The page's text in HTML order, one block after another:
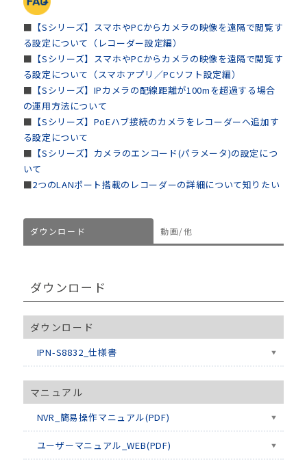
■ 【Sシリーズ】スマホやPCからカメラの映像を遠隔で閲覧す
る設定について（レコーダー設定編）
■ 【Sシリーズ】スマホやPCからカメラの映像を遠隔で閲覧す
る設定について（スマホアプリ／PCソフト設定編）
■ 【Sシリーズ】IPカメラの配線距離が100mを超過する場合
の運用方法について
■ 【Sシリーズ】PoEハブ接続のカメラをレコーダーへ追加す
る設定について
■ 【Sシリーズ】カメラのエンコード(パラメータ)の設定につ
いて
■2つのLANポート搭載のレコーダーの詳細について知りたい
ダウンロード 動画/他
ダウンロード
ダウンロード
IPN-S8832_仕様書
マニュアル
NVR_簡易操作マニュアル(PDF)
ユーザーマニュアル_WEB(PDF)